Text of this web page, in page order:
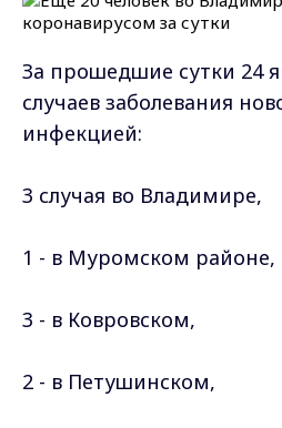
За прошедшие сутки 24
случаев заболевания
инфекцией:
3 случая во Владимире,
1 - в Муромском районе,
3 - в Ковровском,
2 - в Петушинском,